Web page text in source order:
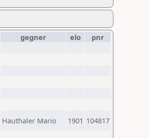
gegner elo
pnr
Hauthaler Mario 1901 104817